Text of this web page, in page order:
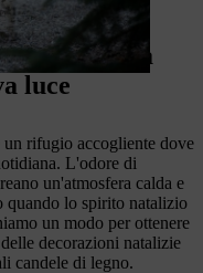
una vecchia
luce
rifugio accogliente dove
L'odore di
un'atmosfera calda e
quando lo spirito natalizio
un modo per ottenere
decorazioni natalizie
candele di legno.